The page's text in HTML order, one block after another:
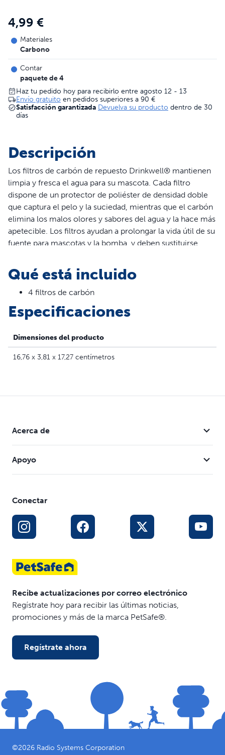
4,99 €
Materiales
Carbono
Contar
paquete de 4
Haz tu pedido hoy para recibirlo entre agosto 12 - 13
Envío gratuito en pedidos superiores a 90 €
Satisfacción garantizada Devuelva su producto dentro de 30
días
Descripción
Los filtros de carbón de repuesto Drinkwell® mantienen
limpia y fresca el agua para su mascota. Cada filtro
dispone de un protector de poliéster de densidad doble
que captura el pelo y la suciedad, mientras que el carbón
elimina los malos olores y sabores del agua y la hace más
apetecible. Los filtros ayudan a prolongar la vida útil de su
fuente para mascotas y la bomba, y deben sustituirse
frescura máxima.
Qué está incluido
4 filtros de carbón
Especificaciones
Dimensiones del producto
16,76 x 3,81 x 17,27 centímetros
Acerca de
Apoyo
Conectar
Recibe actualizaciones por correo electrónico
Regístrate hoy para recibir las últimas noticias,
promociones y más de la marca PetSafe®.
Regístrate ahora
©2026 Radio Systems Corporation